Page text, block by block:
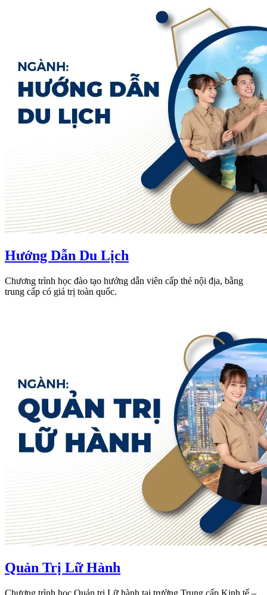
Hướng Dẫn Du Lịch
Chương trình học đào tạo hướng dẫn viên cấp thẻ nội địa, bằng
trung cấp có giá trị toàn quốc.
Quản Trị Lữ Hành
Chương trình học Quản trị Lữ hành tại trường Trung cấp Kinh tế –